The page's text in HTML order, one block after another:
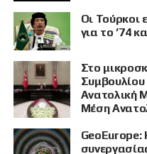
Οι Τούρκοι
για το ’74
Στο
Ανατολική
Μέση
GeoEurope: